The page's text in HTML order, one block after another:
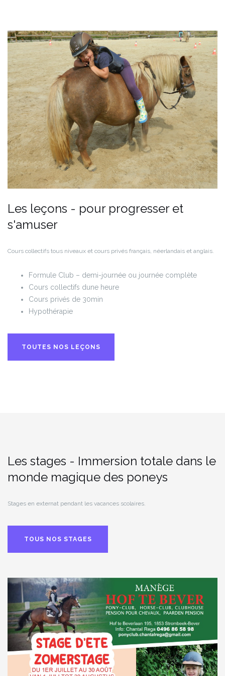
Les leçons - pour progresser et
s'amuser
Cours collectifs tous niveaux et cours privés français, néerlandais et anglais.
Formule Club – demi-journée ou journée complète
Cours collectifs dune heure
Cours privés de 30min
Hypothérapie
TOUTES NOS LEÇONS
Les stages - Immersion totale dans le
monde magique des poneys
Stages en externat pendant les vacances scolaires.
TOUS NOS STAGES